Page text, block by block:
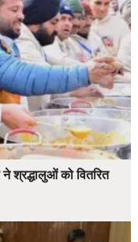
श्रद्धालुओं को वितरित